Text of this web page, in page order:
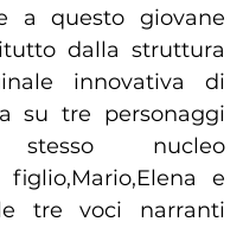
a questo giovane
dalla struttura
innovativa di
su tre personaggi
nucleo
e
tre voci narranti